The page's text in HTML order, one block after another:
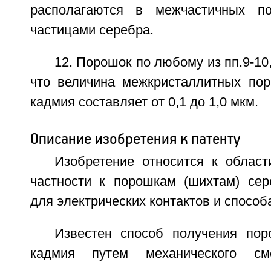
располагаются в межчастичных
частицами серебра.
12. Порошок по любому из пп.9-
что величина межкристаллитных
кадмия составляет от 0,1 до 1,0 мкм.
Описание изобретения к патенту
Изобретение относится к
частности к порошкам (шихтам)
для электрических контактов и
Известен способ получения
кадмия путем механического